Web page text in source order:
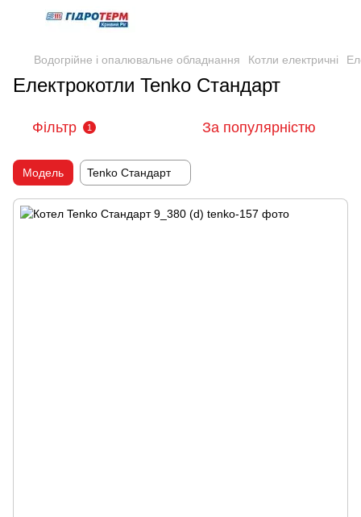
Водогрійне і опалювальне обладнання Котли електричні
Електрокотли Tenko Стандарт
Фільтр 1 За популярністю
Модель Tenko Стандарт